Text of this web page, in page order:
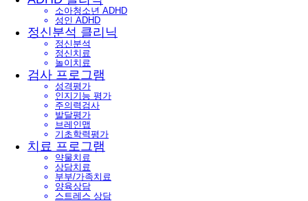
소아청소년 ADHD
성인 ADHD
정신분석 클리닉
정신분석
정신치료
놀이치료
검사 프로그램
성격평가
인지기능 평가
주의력검사
발달평가
브레인맵
기초학력평가
치료 프로그램
약물치료
상담치료
부부/가족치료
양육상담
스트레스 상담